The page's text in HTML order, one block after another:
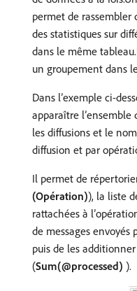
permet de rassembler
des statistiques sur
dans le même
un groupement dans
Dans l’exemple ci-
apparaître l’ensemble
les diffusions et le
diffusion et par
Il permet de
(Opération)), la liste
rattachées à
de messages envoyés
puis de les
(Sum(@processed) ).